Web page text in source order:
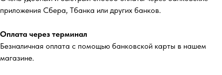
приложения Сбера, Тбанка или других банков.
Оплата через терминал
Безналичная оплата с помощью банковской карты в нашем
магазине.